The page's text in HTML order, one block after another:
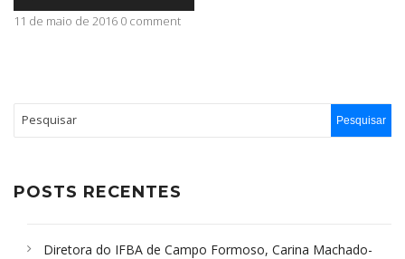
CONTATO
áudio
11 de maio de 2016 0 comment
POSTS RECENTES
Diretora do IFBA de Campo Formoso, Carina Machado-